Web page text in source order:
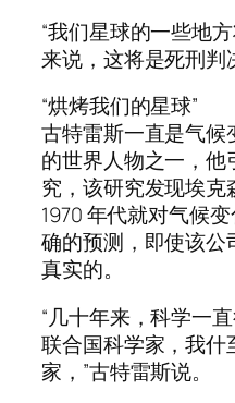
“我们星球的一些地
来说，这将是死刑判
“烘烤我们的星球”
古特雷斯一直是气
的世界人物之一，
究，该研究发现埃
1970 年代就对气候
确的预测，即使该
真实的。
“几十年来，科学一
联合国科学家，我
家，”古特雷斯说。